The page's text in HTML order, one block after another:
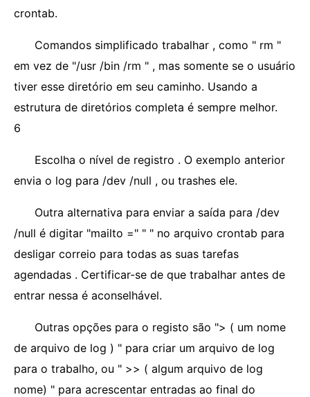
crontab.
Comandos simplificado trabalhar , como " rm "
em vez de "/usr /bin /rm " , mas somente se o usuário
tiver esse diretório em seu caminho. Usando a
estrutura de diretórios completa é sempre melhor.
6
Escolha o nível de registro . O exemplo anterior
envia o log para /dev /null , ou trashes ele.
Outra alternativa para enviar a saída para /dev
/null é digitar "mailto =" " " no arquivo crontab para
desligar correio para todas as suas tarefas
agendadas . Certificar-se de que trabalhar antes de
entrar nessa é aconselhável.
Outras opções para o registo são "> ( um nome
de arquivo de log ) " para criar um arquivo de log
para o trabalho, ou " >> ( algum arquivo de log
nome) " para acrescentar entradas ao final do